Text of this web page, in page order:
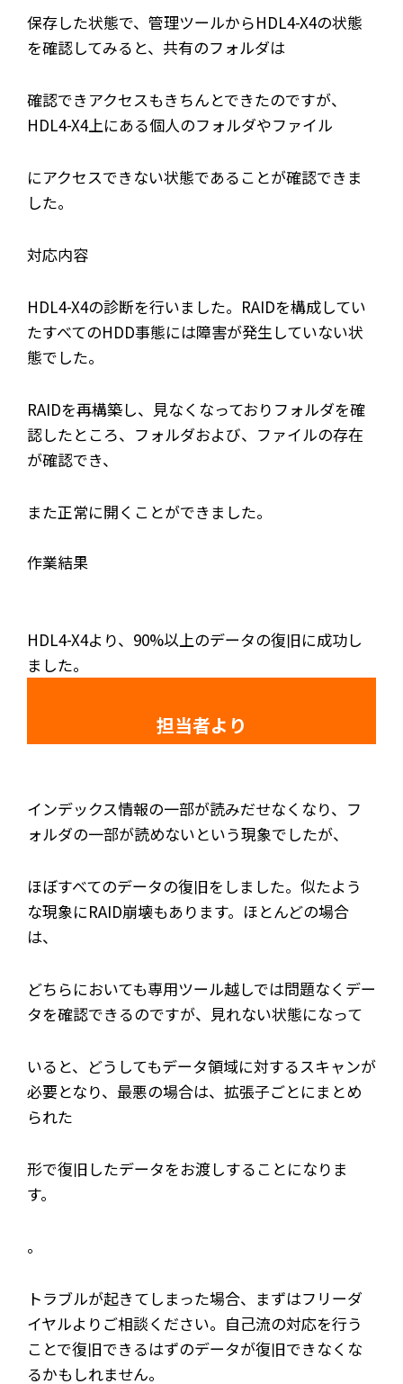
保存した状態で、管理ツールからHDL4-X4の状態
を確認してみると、共有のフォルダは
確認できアクセスもきちんとできたのですが、
HDL4-X4上にある個人のフォルダやファイル
にアクセスできない状態であることが確認できま
した。
対応内容
HDL4-X4の診断を行いました。RAIDを構成してい
たすべてのHDD事態には障害が発生していない状
態でした。
RAIDを再構築し、見なくなっておりフォルダを確
認したところ、フォルダおよび、ファイルの存在
が確認でき、
また正常に開くことができました。
作業結果
HDL4-X4より、90%以上のデータの復旧に成功し
ました。
担当者より
インデックス情報の一部が読みだせなくなり、フ
ォルダの一部が読めないという現象でしたが、
ほぼすべてのデータの復旧をしました。似たよう
な現象にRAID崩壊もあります。ほとんどの場合
は、
どちらにおいても専用ツール越しでは問題なくデー
タを確認できるのですが、見れない状態になって
いると、どうしてもデータ領域に対するスキャンが
必要となり、最悪の場合は、拡張子ごとにまとめ
られた
形で復旧したデータをお渡しすることになりま
す。
。
トラブルが起きてしまった場合、まずはフリーダ
イヤルよりご相談ください。自己流の対応を行う
ことで復旧できるはずのデータが復旧できなくな
るかもしれません。